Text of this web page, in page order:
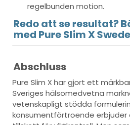
regelbunden motion.
Redo att se resultat?
med Pure Slim X
Abschluss
Pure Slim X har gjort ett
Sveriges hälsomedvetna
vetenskapligt stödda
konsumentförtroende